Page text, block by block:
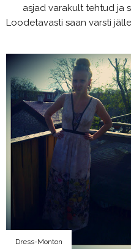
asjad varakult tehtud ja
Loodetavasti saan varsti
Dress-Monton